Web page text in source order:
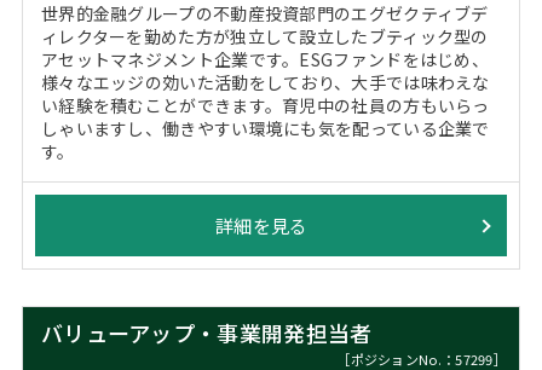
世界的金融グループの不動産投資部門のエグゼクティブデ
ィレクターを勤めた方が独立して設立したブティック型の
アセットマネジメント企業です。ESGファンドをはじめ、
様々なエッジの効いた活動をしており、大手では味わえな
い経験を積むことができます。育児中の社員の方もいらっ
しゃいますし、働きやすい環境にも気を配っている企業で
す。
詳細を見る
バリューアップ・事業開発担当者
［ポジションNo.：57299］